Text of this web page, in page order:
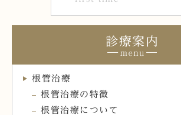
診療案内
根管治療
根管治療の特徴
根管治療について